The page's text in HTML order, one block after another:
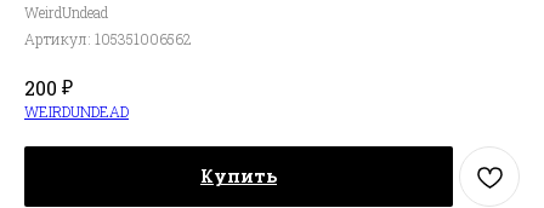
WeirdUndead
Артикул: 105351006562
200 ₽
WEIRDUNDEAD
Купить